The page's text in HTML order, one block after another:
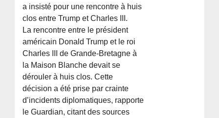
a insisté pour une rencontre à huis
clos entre Trump et Charles III.
La rencontre entre le président
américain Donald Trump et le roi
Charles III de Grande-Bretagne à
la Maison Blanche devait se
dérouler à huis clos. Cette
décision a été prise par crainte
d’incidents diplomatiques, rapporte
le Guardian, citant des sources